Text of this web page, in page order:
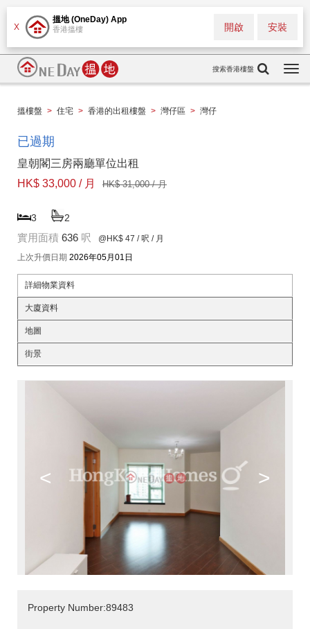
X
搵地 (OneDay) App
香港搵樓 安裝
開啟
搜索香港樓盤
搵樓盤 > 住宅 > 香港的出租樓盤 > 灣仔區 > 灣仔
已過期
皇朝閣三房兩廳單位出租
HK$ 33,000 / 月
HK$ 31,000 / 月
3 2
實用面積 636 呎 @HK$ 47 / 呎 / 月
上次升價日期 2026年05月01日
詳細物業資料
大廈資料
地圖
街景
< >
Property Number:89483